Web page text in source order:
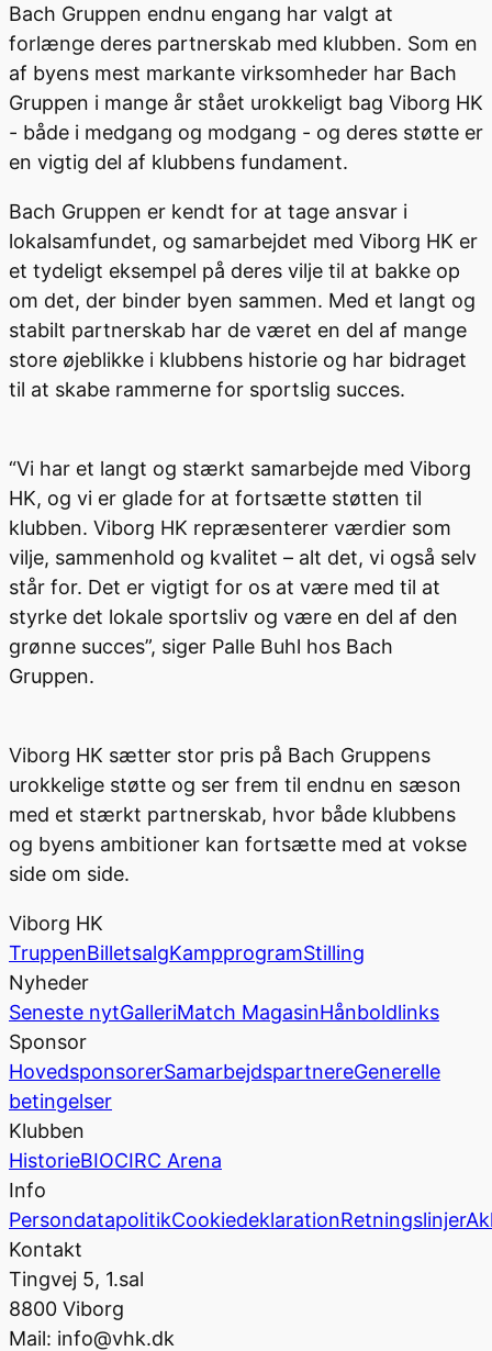
Bach Gruppen endnu engang har valgt at
forlænge deres partnerskab med klubben. Som en
af byens mest markante virksomheder har Bach
Gruppen i mange år stået urokkeligt bag Viborg HK
- både i medgang og modgang - og deres støtte er
en vigtig del af klubbens fundament.
Bach Gruppen er kendt for at tage ansvar i
lokalsamfundet, og samarbejdet med Viborg HK er
et tydeligt eksempel på deres vilje til at bakke op
om det, der binder byen sammen. Med et langt og
stabilt partnerskab har de været en del af mange
store øjeblikke i klubbens historie og har bidraget
til at skabe rammerne for sportslig succes.
“Vi har et langt og stærkt samarbejde med Viborg
HK, og vi er glade for at fortsætte støtten til
klubben. Viborg HK repræsenterer værdier som
vilje, sammenhold og kvalitet – alt det, vi også selv
står for. Det er vigtigt for os at være med til at
styrke det lokale sportsliv og være en del af den
grønne succes”, siger Palle Buhl hos Bach
Gruppen.
Viborg HK sætter stor pris på Bach Gruppens
urokkelige støtte og ser frem til endnu en sæson
med et stærkt partnerskab, hvor både klubbens
og byens ambitioner kan fortsætte med at vokse
side om side.
Viborg HK
TruppenBilletsalgKampprogramStilling
Nyheder
Seneste nytGalleriMatch MagasinHånboldlinks
Sponsor
HovedsponsorerSamarbejdspartnereGenerelle
betingelser
Klubben
HistorieBIOCIRC Arena
Info
PersondatapolitikCookiedeklarationRetningslinjer
Kontakt
Tingvej 5, 1.sal
8800 Viborg
Mail: info@vhk.dk